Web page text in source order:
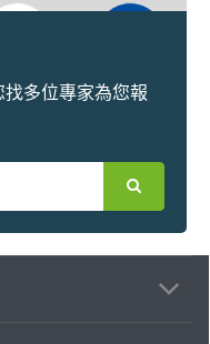
多位專家為您報